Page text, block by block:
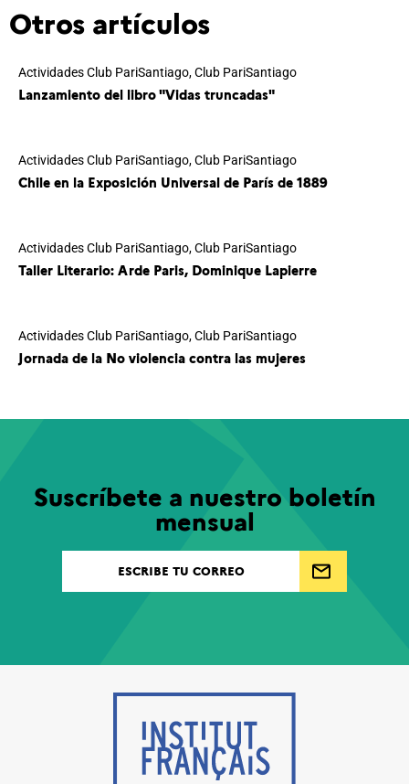
Otros artículos
Actividades Club PariSantiago,Club PariSantiago
Lanzamiento del libro "Vidas truncadas"
Actividades Club PariSantiago,Club PariSantiago
Chile en la Exposición Universal de París de 1889
Actividades Club PariSantiago,Club PariSantiago
Taller Literario: Arde Paris, Dominique Lapierre
Actividades Club PariSantiago,Club PariSantiago
Jornada de la No violencia contra las mujeres
Suscríbete a nuestro boletín
mensual